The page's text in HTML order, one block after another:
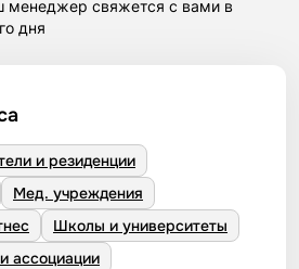
менеджер свяжется с вами в
дня
и резиденции
Мед. учреждения
Школы и университеты
ассоциации